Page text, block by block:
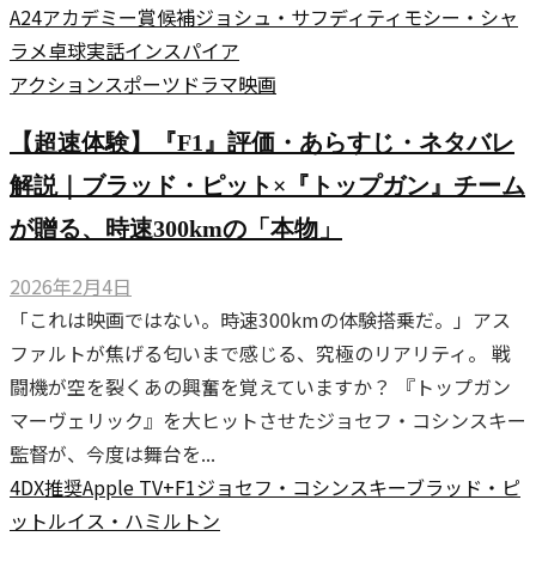
A24アカデミー賞候補ジョシュ・サフディティモシー・シャ
ラメ卓球実話インスパイア
アクションスポーツ ドラマ映画
【超速体験】『F1』評価・あらすじ・ネタバレ
解説｜ブラッド・ピット×『トップガン』チーム
が贈る、時速300kmの「本物」
2026年2月4日
「これは映画ではない。時速300kmの体験搭乗だ。」アス
ファルトが焦げる匂いまで感じる、究極のリアリティ。 戦
闘機が空を裂くあの興奮を覚えていますか？ 『トップガン
マーヴェリック』を大ヒットさせたジョセフ・コシンスキー
監督が、今度は舞台を...
4DX推奨Apple TV+F1ジョセフ・コシンスキーブラッド・ピ
ットルイス・ハミルトン